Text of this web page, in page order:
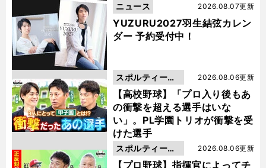
YUZURU2027羽生結弦カレン
ダー 予約受付中！
2026.08.07更新
ニュース
【高校野球】「プロ入り後もあ
の衝撃を超える選手はいな
い」。PL学園トリオが衝撃を受
けた選手
2026.08.06更新
スポルティーバ
動画
【プロ野球】指揮官によってチ
2026.08.06更新
スポルティーバ
動画